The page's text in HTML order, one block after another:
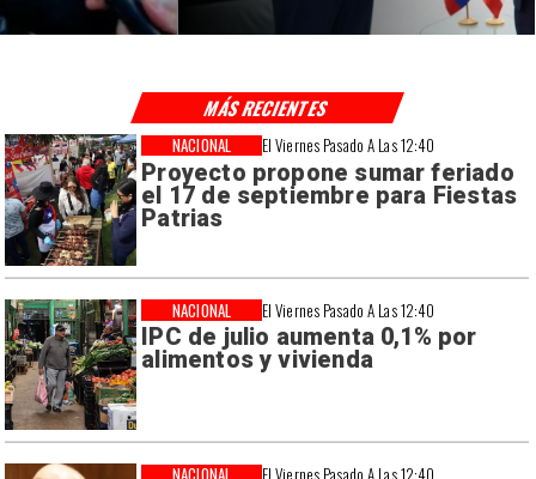
El Viernes Pasado A Las 12:40
Proyecto propone sumar feriado
el 17 de septiembre para Fiestas
Patrias
NACIONAL
El Viernes Pasado A Las 12:40
IPC de julio aumenta 0,1% por
alimentos y vivienda
NACIONAL
MÁS RECIENTES